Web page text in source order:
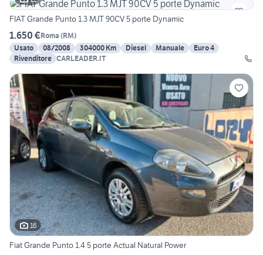
FIAT Grande Punto 1.3 MJT 90CV 5 porte Dynamic
1.650 €Roma (RM)
Usato
08/2008 304000 Km Diesel Manuale
Euro 4
Rivenditore CARLEADER.IT
16
Fiat Grande Punto 1.4 5 porte Actual Natural Power